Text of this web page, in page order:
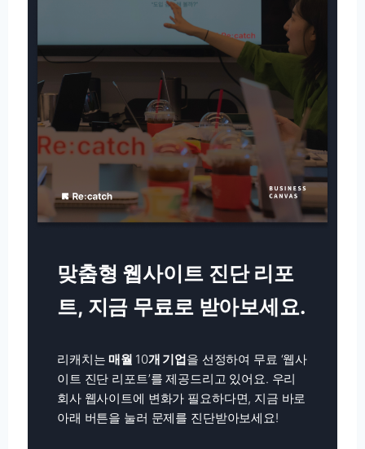
맞춤형 웹사이트 진단 리포
트, 지금 무료로 받아보세요.
리캐치는매월 10개 기업을 선정하여 무료 ‘웹사
이트 진단 리포트’를 제공드리고 있어요. 우리
회사 웹사이트에 변화가 필요하다면, 지금 바로
아래 버튼을 눌러 문제를 진단받아보세요!